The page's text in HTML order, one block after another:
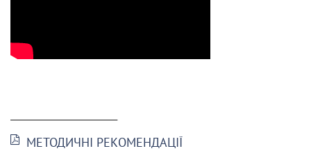
МЕТОДИЧНІ РЕКОМЕНДАЦІЇ